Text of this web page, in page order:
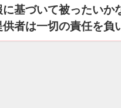
に基づいて被ったいか
者は一切の責任を負